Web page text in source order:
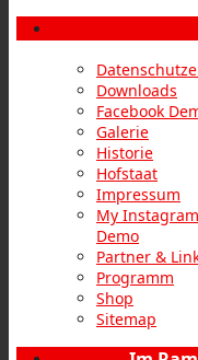
Downloads
Facebook
Galerie
Historie
Hofstaat
Impressum
My
Demo
Partner &
Programm
Shop
Sitemap